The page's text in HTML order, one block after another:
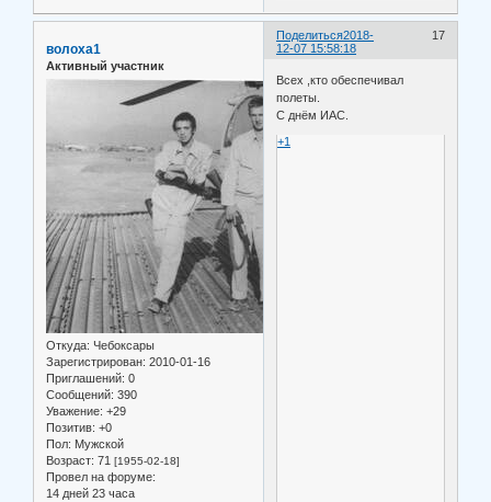
Поделиться 17
2018-
12-07 15:58:18
волоха1
Активный участник
Откуда: Чебоксары
Зарегистрирован: 2010-01-16
Приглашений: 0
Сообщений: 390
Уважение: +29
Позитив: +0
Пол: Мужской
Возраст: 71 [1955-02-18]
Провел на форуме:
14 дней 23 часа
Всех ,кто обеспечивал
полеты.
С днём ИАС.
+1